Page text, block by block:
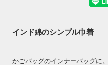
インド綿のシンプル巾着
かごバッグのインナーバッグに。